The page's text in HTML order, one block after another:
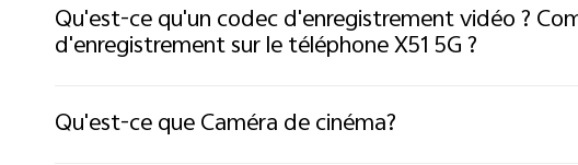
Qu'est-ce qu'un codec d'enregistrement vidéo ?
d'enregistrement sur le téléphone X51 5G ?
Qu'est-ce que Caméra de cinéma?